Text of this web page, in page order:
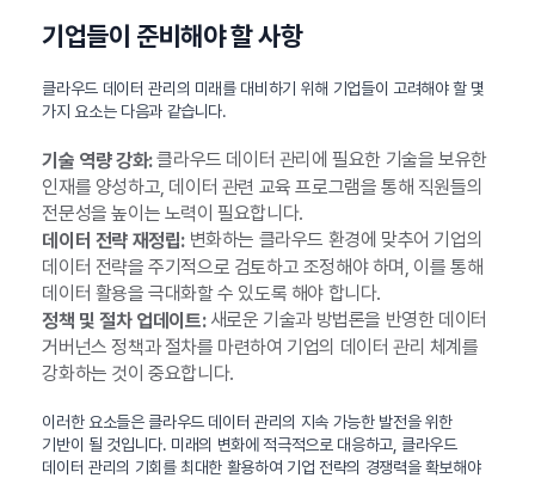
기업들이 준비해야 할 사항
클라우드 데이터 관리의 미래를 대비하기 위해 기업들이 고려해야 할 몇
가지 요소는 다음과 같습니다.
기술 역량 강화:클라우드 데이터 관리에 필요한 기술을 보유한
인재를 양성하고, 데이터 관련 교육 프로그램을 통해 직원들의
전문성을 높이는 노력이 필요합니다.
데이터 전략 재정립:변화하는 클라우드 환경에 맞추어 기업의
데이터 전략을 주기적으로 검토하고 조정해야 하며, 이를 통해
데이터 활용을 극대화할 수 있도록 해야 합니다.
정책 및 절차 업데이트:새로운 기술과 방법론을 반영한 데이터
거버넌스 정책과 절차를 마련하여 기업의 데이터 관리 체계를
강화하는 것이 중요합니다.
이러한 요소들은 클라우드 데이터 관리의 지속 가능한 발전을 위한
기반이 될 것입니다. 미래의 변화에 적극적으로 대응하고, 클라우드
데이터 관리의 기회를 최대한 활용하여 기업 전략의 경쟁력을 확보해야